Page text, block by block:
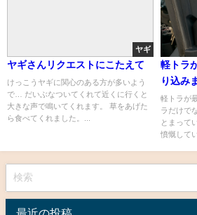
ヤギ
ヤギさんリクエストにこたえて
けっこうヤギに関心のある方が多いよう
で… だいぶなついてくれて近くに行くと
大きな声で鳴いてくれます。 草をあげた
ら食べてくれました。...
軽トラ
り込み
軽トラが
ラだけで
とまって
憤慨して